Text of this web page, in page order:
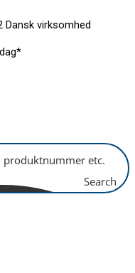
Dansk virksomhed
Search